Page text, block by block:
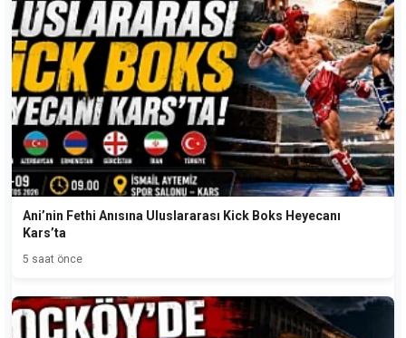
Ani’nin Fethi Anısına Uluslararası Kick Boks Heyecanı
Kars’ta
5 saat önce